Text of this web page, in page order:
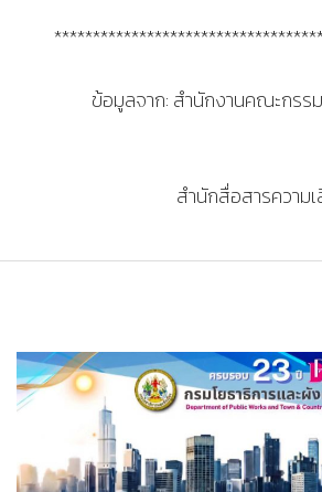
ข้อมูลจาก: สำนักงานคณะกรร
สำนักสื่อสารความ